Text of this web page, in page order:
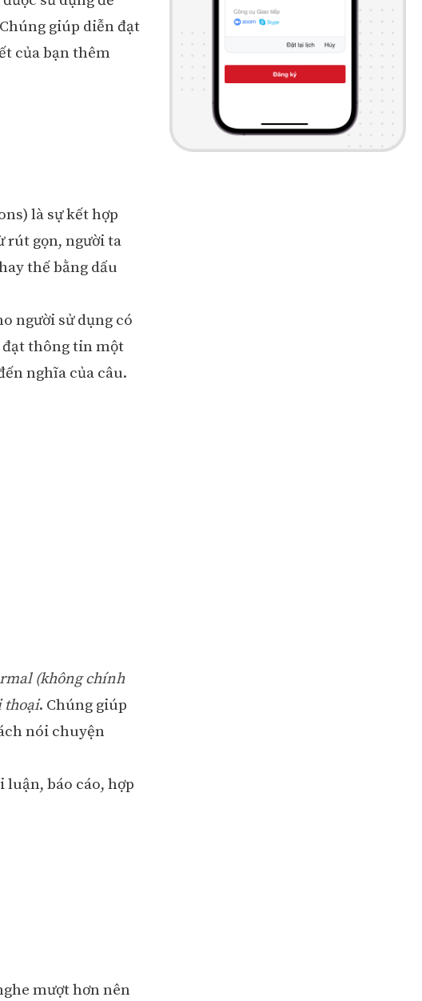
giúp diễn đạt
của bạn thêm
là sự kết hợp
rút gọn, người ta
thế bằng dấu
người sử dụng có
thông tin một
nghĩa của câu.
(không chính
thoại. Chúng giúp
nói chuyện
báo cáo, hợp
mượt hơn nên